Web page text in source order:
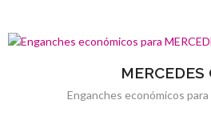
MERCEDES
Enganches económicos para